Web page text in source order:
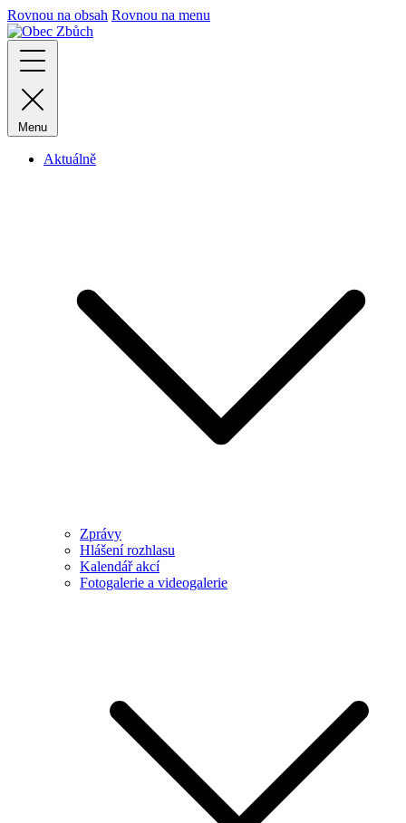
Rovnou na obsah Rovnou na menu
Menu
Aktuálně
Zprávy
Hlášení rozhlasu
Kalendář akcí
Fotogalerie a videogalerie